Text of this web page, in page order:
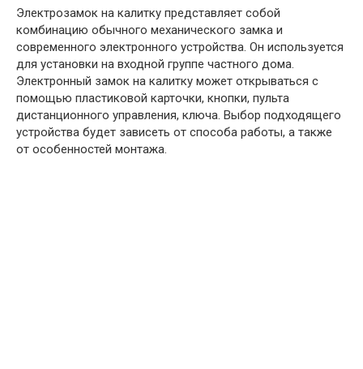
Электрозамок на калитку представляет собой
комбинацию обычного механического замка и
современного электронного устройства. Он используется
для установки на входной группе частного дома.
Электронный замок на калитку может открываться с
помощью пластиковой карточки, кнопки, пульта
дистанционного управления, ключа. Выбор подходящего
устройства будет зависеть от способа работы, а также
от особенностей монтажа.